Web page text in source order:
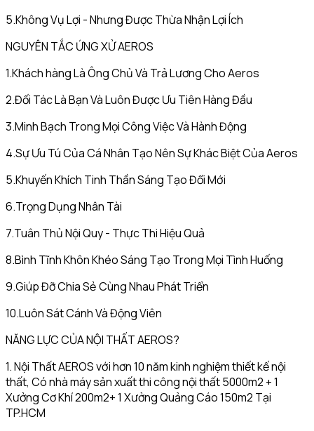
5.Không Vụ Lợi - Nhưng Được Thừa Nhận Lợi Ích
NGUYÊN TẮC ỨNG XỬ AEROS
1.Khách hàng Là Ông Chủ Và Trả Lương Cho Aeros
2.Đối Tác Là Bạn Và Luôn Được Ưu Tiên Hàng Đầu
3.Minh Bạch Trong Mọi Công Việc Và Hành Động
4.Sự Ưu Tú Của Cá Nhân Tạo Nên Sự Khác Biệt Của Aeros
5.Khuyến Khích Tinh Thần Sáng Tạo Đổi Mới
6.Trọng Dụng Nhân Tài
7.Tuân Thủ Nội Quy - Thực Thi Hiệu Quả
8.Bình Tĩnh Khôn Khéo Sáng Tạo Trong Mọi Tình Huống
9.Giúp Đỡ Chia Sẻ Cùng Nhau Phát Triển
10.Luôn Sát Cánh Và Động Viên
NĂNG LỰC CỦA NỘI THẤT AEROS?
1. Nội Thất AEROS với hơn 10 năm kinh nghiệm thiết kế nội
thất, Có nhà máy sản xuất thi công nội thất 5000m2 + 1
Xưởng Cơ Khí 200m2+ 1 Xưởng Quảng Cáo 150m2 Tại
TP.HCM